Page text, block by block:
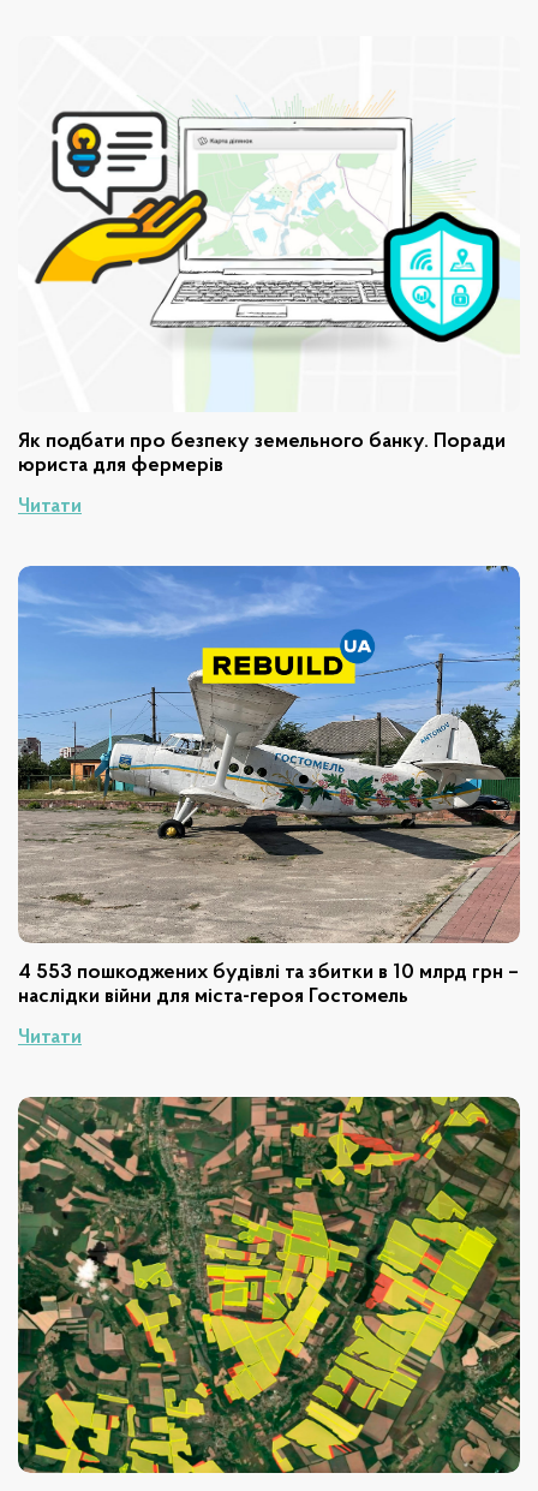
Як подбати про безпеку земельного банку. Поради
юриста для фермерів
Читати
4 553 пошкоджених будівлі та збитки в 10 млрд грн –
наслідки війни для міста-героя Гостомель
Читати